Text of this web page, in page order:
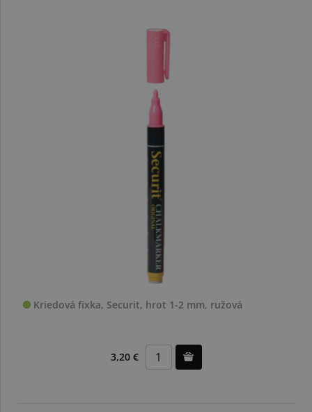
Kriedová fixka, Securit, hrot 1-2 mm, ružová
3,20 €